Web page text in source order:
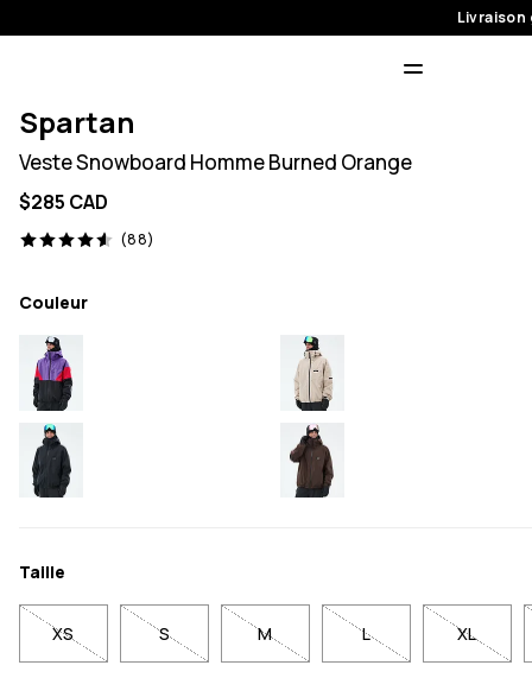
Spartan
Veste Snowboard Homme Burned Orange
$285 CAD
(88)
88 avis, 4.6/5
Couleur
Taille
XS S M L XL